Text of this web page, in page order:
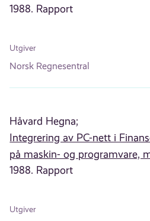
1988. Rapport
Utgiver
Norsk Regnesentral
Håvard Hegna;
Integrering av PC-nett i
på maskin- og programvare,
1988. Rapport
Utgiver